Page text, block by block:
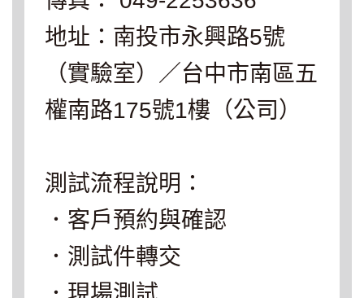
地址：南投市永興路5號
（實驗室）／台中市南區五
權南路175號1樓（公司）
測試流程說明：
．客戶預約與確認
．測試件轉交